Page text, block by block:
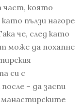
част, която
пълзи нагоре
че, след като
може да похапне
си с
– да заспи
манастирските